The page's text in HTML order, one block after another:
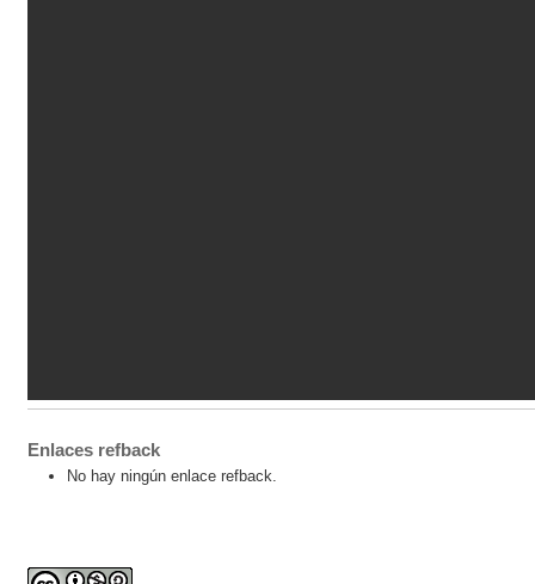
Enlaces refback
No hay ningún enlace refback.